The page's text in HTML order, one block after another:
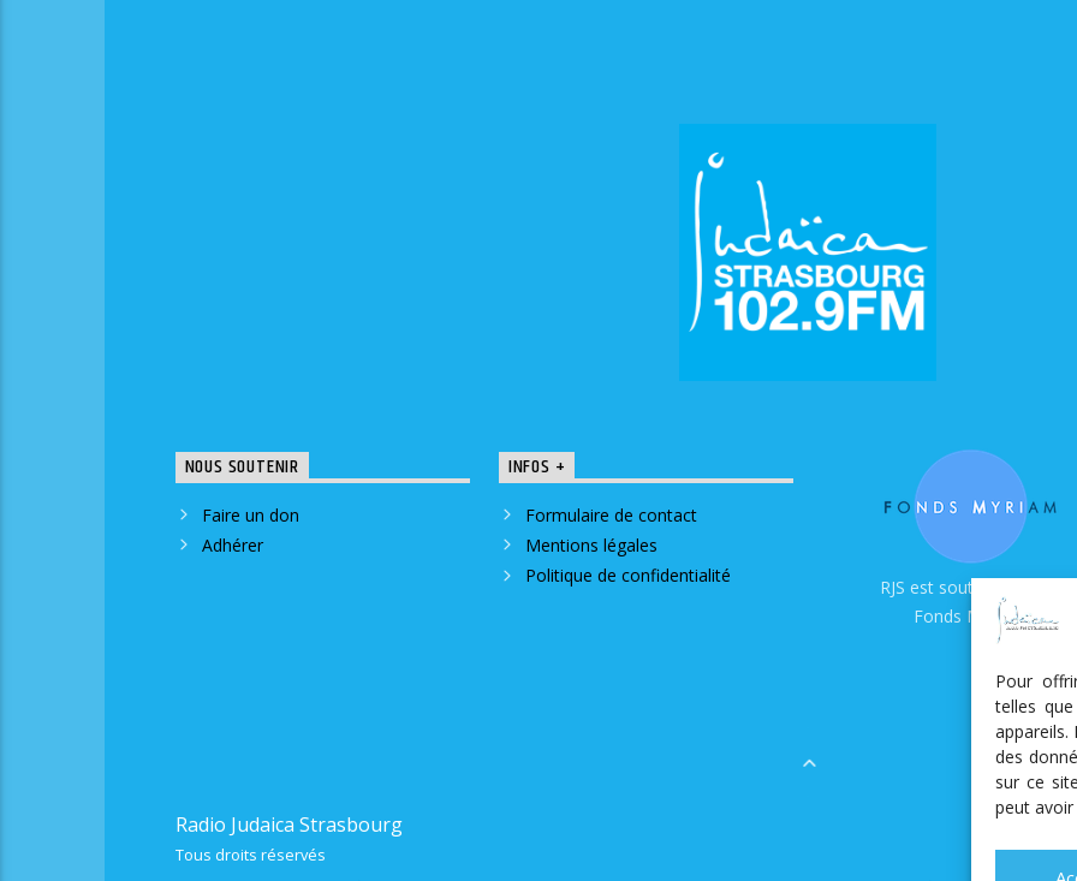
Pour
telles
des
sur ce
peut
NOUS SOUTENIR
Faire un don
Adhérer
INFOS +
Formulaire de contact
Mentions légales
Politique de confidentialité
RJS est soutenue par le
Fonds Myriam
Radio Judaica Strasbourg
Tous droits réservés